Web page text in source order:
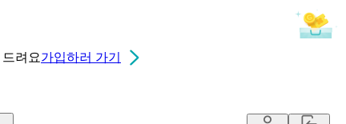
드려요가입하러 가기